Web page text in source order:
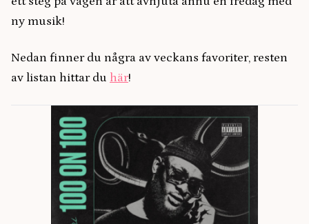
ny musik!
Nedan finner du några av veckans favoriter, resten
av listan hittar du här!